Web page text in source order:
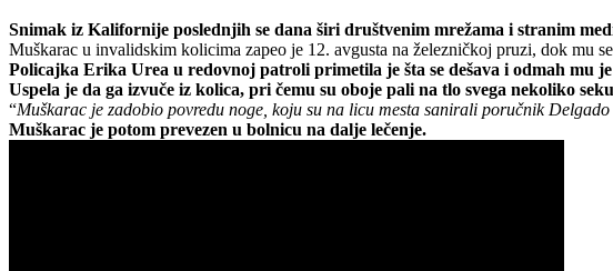
Snimak iz Kalifornije poslednjih se dana širi društvenim mrežama i stranim
Muškarac u invalidskim kolicima zapeo je 12. avgusta na železničkoj pruzi, dok mu
Policajka Erika Urea u redovnoj patroli primetila je šta se dešava i odmah mu
Uspela je da ga izvuče iz kolica, pri čemu su oboje pali na tlo svega nekoliko
“Muškarac je zadobio povredu noge, koju su na licu mesta sanirali poručnik
Muškarac je potom prevezen u bolnicu na dalje lečenje.